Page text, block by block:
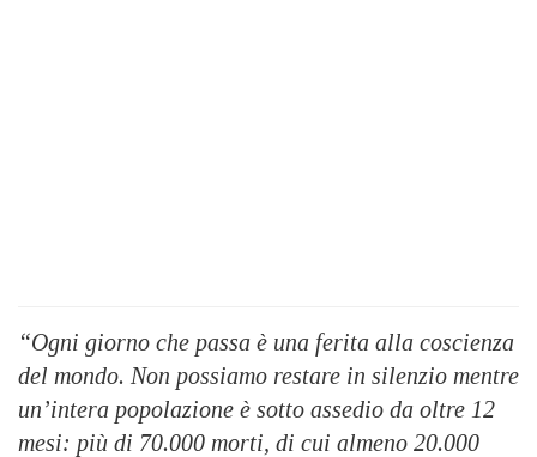
“Ogni giorno che passa è una ferita alla coscienza
del mondo. Non possiamo restare in silenzio mentre
un’intera popolazione è sotto assedio da oltre 12
mesi: più di 70.000 morti, di cui almeno 20.000